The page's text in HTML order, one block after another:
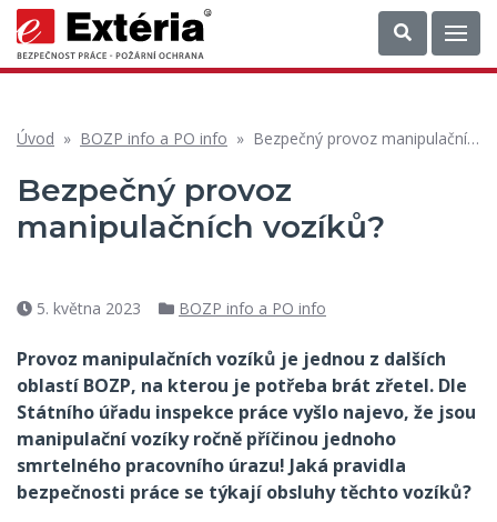
Úvod » BOZP info a PO info » Bezpečný provoz manipulačních vozíků?
Bezpečný provoz
manipulačních vozíků?
Datum
5. května 2023 Rubriky
BOZP info a PO info
Provoz manipulačních vozíků je jednou z dalších
oblastí BOZP, na kterou je potřeba brát zřetel. Dle
Státního úřadu inspekce práce vyšlo najevo, že jsou
manipulační vozíky ročně příčinou jednoho
smrtelného pracovního úrazu! Jaká pravidla
bezpečnosti práce se týkají obsluhy těchto vozíků?